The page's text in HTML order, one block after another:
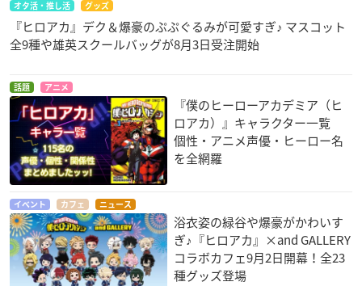
オタ活・推し活 グッズ
『ヒロアカ』デク＆爆豪のぷぷぐるみが可愛すぎ♪ マスコット
全9種や雄英スクールバッグが8月3日受注開始
話題 アニメ
『僕のヒーローアカデミア（ヒ
ロアカ）』キャラクター一覧
個性・アニメ声優・ヒーロー名
を全網羅
イベント カフェ ニュース
浴衣姿の緑谷や爆豪がかわいす
ぎ♪『ヒロアカ』×and GALLERY
コラボカフェ9月2日開幕！全23
種グッズ登場